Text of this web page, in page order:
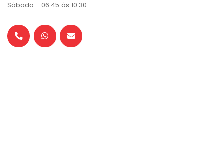
Sábado - 06.45 às 10:30